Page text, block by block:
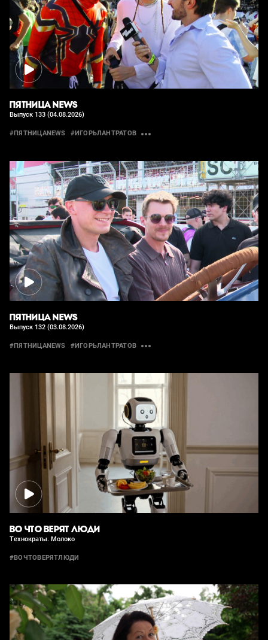
ПЯТНИЦА NEWS
Выпуск 133 (04.08.2026)
#ПЯТНИЦАNEWS #ИГОРЬЛАНТРАТОВ
ПЯТНИЦА NEWS
Выпуск 132 (03.08.2026)
#ПЯТНИЦАNEWS #ИГОРЬЛАНТРАТОВ
ВО ЧТО ВЕРЯТ ЛЮДИ
Технократы. Молоко
#ВОЧТОВЕРЯТЛЮДИ